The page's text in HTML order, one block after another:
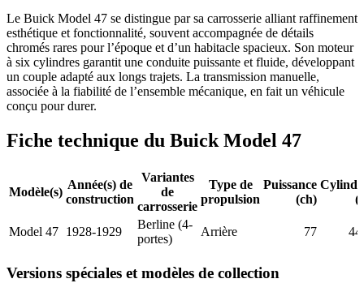
Le Buick Model 47 se distingue par sa carrosserie alliant raffinement
esthétique et fonctionnalité, souvent accompagnée de détails
chromés rares pour l’époque et d’un habitacle spacieux. Son moteur
à six cylindres garantit une conduite puissante et fluide, développant
un couple adapté aux longs trajets. La transmission manuelle,
associée à la fiabilité de l’ensemble mécanique, en fait un véhicule
conçu pour durer.
Fiche technique du Buick Model 47
Modèle(s)
Année(s) de
construction
Variantes
de
carrosserie
Type de
propulsion
Puissance
(ch)
Model 47 1928-1929
Berline (4-
portes)
Arrière 77
Versions spéciales et modèles de collection